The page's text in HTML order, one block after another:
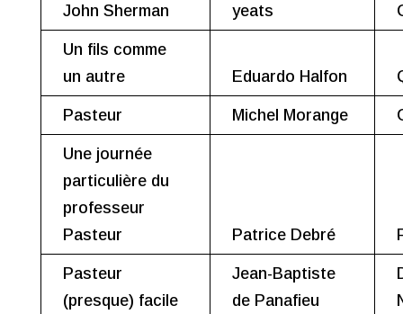
John Sherman
yeats
Un fils comme
un autre
Eduardo Halfon
Pasteur Michel Morange
Une journée
particulière du
professeur
Pasteur
Patrice Debré
Pasteur
(presque) facile
Jean-Baptiste
de Panafieu